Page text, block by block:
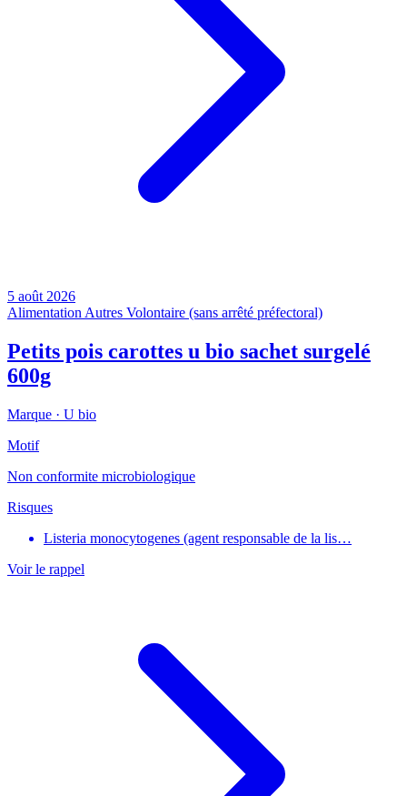
5 août 2026
AlimentationAutres Volontaire (sans arrêté préfectoral)
Petits pois carottes u bio sachet surgelé
600g
Marque · U bio
Motif
Non conformite microbiologique
Risques
Listeria monocytogenes (agent responsable de la lis…
Voir le rappel